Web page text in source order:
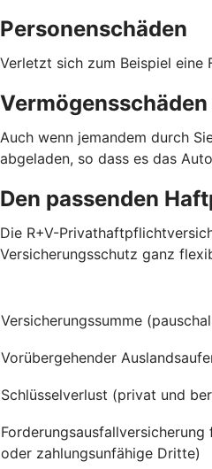
Personenschäden
Verletzt sich zum Beispiel eine
Vermögensschäden
Auch wenn jemandem durch
abgeladen, so dass es das
Den passenden
Die R+V-
Versicherungsschutz ganz
Versicherungssumme
Vorübergehender
Schlüsselverlust (privat und
oder zahlungsunfähige Dritte)